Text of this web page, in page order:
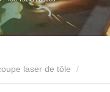
laser de tôle